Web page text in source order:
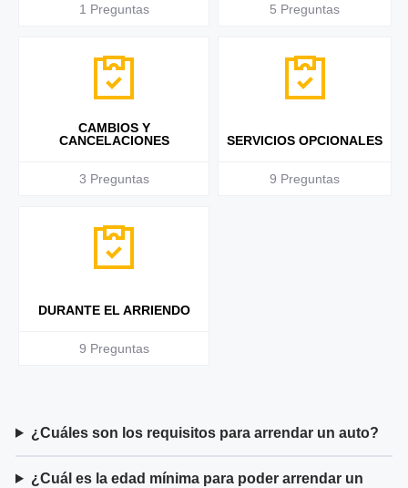
1 Preguntas 5 Preguntas
CAMBIOS Y
CANCELACIONES
3 Preguntas
SERVICIOS OPCIONALES
9 Preguntas
DURANTE EL ARRIENDO
9 Preguntas
¿Cuáles son los requisitos para arrendar un auto?
¿Cuál es la edad mínima para poder arrendar un